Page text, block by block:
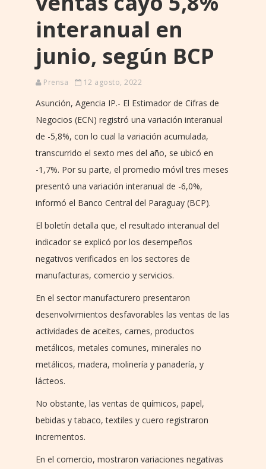
interanual en
junio, según BCP
Prensa 12 agosto, 2022
Asunción, Agencia IP.- El Estimador de Cifras de
Negocios (ECN) registró una variación interanual
de -5,8%, con lo cual la variación acumulada,
transcurrido el sexto mes del año, se ubicó en
-1,7%. Por su parte, el promedio móvil tres meses
presentó una variación interanual de -6,0%,
informó el Banco Central del Paraguay (BCP).
El boletín detalla que, el resultado interanual del
indicador se explicó por los desempeños
negativos verificados en los sectores de
manufacturas, comercio y servicios.
En el sector manufacturero presentaron
desenvolvimientos desfavorables las ventas de las
actividades de aceites, carnes, productos
metálicos, metales comunes, minerales no
metálicos, madera, molinería y panadería, y
lácteos.
No obstante, las ventas de químicos, papel,
bebidas y tabaco, textiles y cuero registraron
incrementos.
En el comercio, mostraron variaciones negativas